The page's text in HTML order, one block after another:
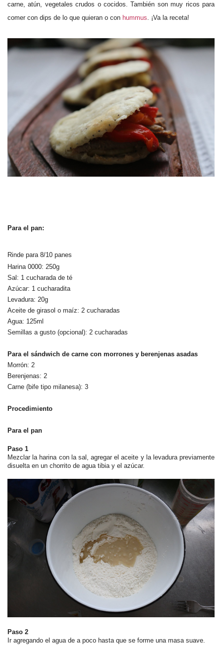
carne, atún, vegetales crudos o cocidos. También son muy ricos para
comer con dips de lo que quieran o con hummus. ¡Va la receta!
Para el pan:
Rinde para 8/10 panes
Harina 0000: 250g
Sal: 1 cucharada de té
Azúcar: 1 cucharadita
Levadura: 20g
Aceite de girasol o maíz: 2 cucharadas
Agua: 125ml
Semillas a gusto (opcional): 2 cucharadas
Para el sándwich de carne con morrones y berenjenas asadas
Morrón: 2
Berenjenas: 2
Carne (bife tipo milanesa): 3
Procedimiento
Para el pan
Paso 1
Mezclar la harina con la sal, agregar el aceite y la levadura previamente
disuelta en un chorrito de agua tibia y el azúcar.
Paso 2
Ir agregando el agua de a poco hasta que se forme una masa suave.